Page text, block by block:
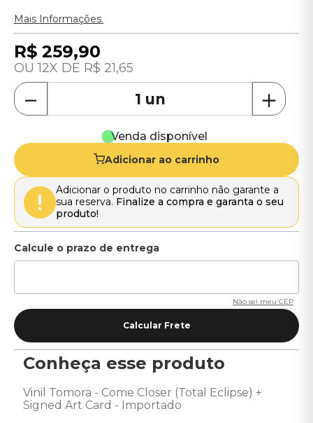
Mais Informações.
R$ 259,90
12 R$ 21,65
＋
－
Venda disponível
Adicionar ao carrinho
Adicionar o produto no carrinho não garante a
sua reserva. Finalize a compra e garanta o seu
produto!
Não sei meu CEP
Conheça esse produto
Vinil Tomora - Come Closer (Total Eclipse) +
Signed Art Card - Importado